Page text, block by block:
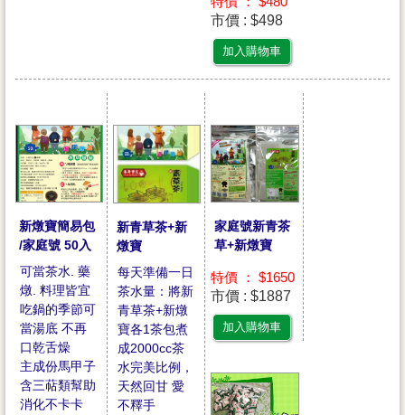
市價 : $498
加入購物車
新燉寶簡易包
/家庭號 50入
可當茶水. 藥
燉. 料理皆宜
吃鍋的季節可
當湯底 不再
口乾舌燥
主成份馬甲子
含三萜類幫助
消化不卡卡
新青草茶+新
燉寶
每天準備一日
茶水量：將新
青草茶+新燉
寶各1茶包煮
成2000cc茶
水完美比例，
天然回甘 愛
不釋手
家庭號新青茶
草+新燉寶
特價 ： $1650
市價 : $1887
加入購物車